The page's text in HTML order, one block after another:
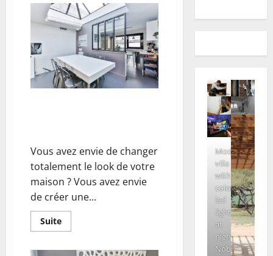
Vous avez envie de changer
totalement le look de votre
maison ? Vous avez envie
de créer une...
SuiteEn
savoir
Modern
villa
with
colored
led
lights
at
night.
Nobody